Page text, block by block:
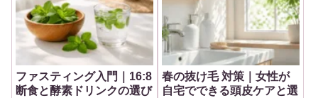
ファスティング入門｜16:8
断食と酵素ドリンクの選び
春の抜け毛 対策｜女性が
自宅でできる頭皮ケアと選